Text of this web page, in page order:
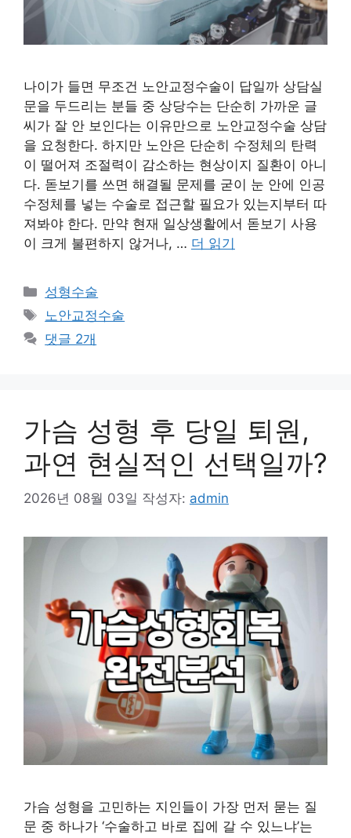
나이가 들면 무조건 노안교정수술이 답일까 상담실
문을 두드리는 분들 중 상당수는 단순히 가까운 글
씨가 잘 안 보인다는 이유만으로 노안교정수술 상담
을 요청한다. 하지만 노안은 단순히 수정체의 탄력
이 떨어져 조절력이 감소하는 현상이지 질환이 아니
다. 돋보기를 쓰면 해결될 문제를 굳이 눈 안에 인공
수정체를 넣는 수술로 접근할 필요가 있는지부터 따
져봐야 한다. 만약 현재 일상생활에서 돋보기 사용
이 크게 불편하지 않거나, … 더 읽기
카
테
리
성형수술
태
그
노안교정수술
댓글 2개
가슴 성형 후 당일 퇴원,
과연 현실적인 선택일까?
2026년 08월 03일 작성자: admin
가슴 성형을 고민하는 지인들이 가장 먼저 묻는 질
문 중 하나가 ‘수술하고 바로 집에 갈 수 있느냐’는